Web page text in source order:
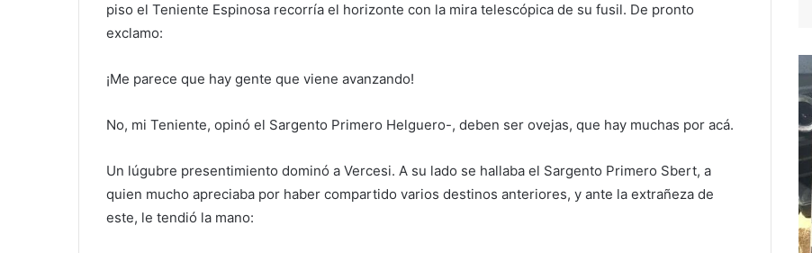
piso el Teniente Espinosa recorría el horizonte con la mira telescópica de su fusil. De pronto
exclamo:
¡Me parece que hay gente que viene avanzando!
No, mi Teniente, opinó el Sargento Primero Helguero-, deben ser ovejas, que hay muchas por acá.
Un lúgubre presentimiento dominó a Vercesi. A su lado se hallaba el Sargento Primero Sbert, a
quien mucho apreciaba por haber compartido varios destinos anteriores, y ante la extrañeza de
este, le tendió la mano: